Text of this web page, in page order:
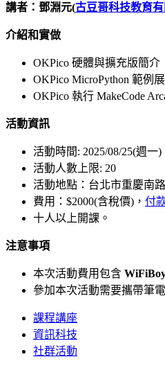
講者：鄧淵元(古豆哥科技教育有
介紹和實做
OKPico 硬體與擴充版簡介
OKPico MicroPython 範例
OKPico 執行 MakeCode
活動資訊
活動時間: 2025/08/25(週一)
活動人數上限: 20
活動地點：台北市重慶南
費用：$2000(含稅價)， 付
十人以上開課。
注意事項
本次活動費用包含
參加本次活動需要攜帶筆
課程講座
資訊科技
社群活動